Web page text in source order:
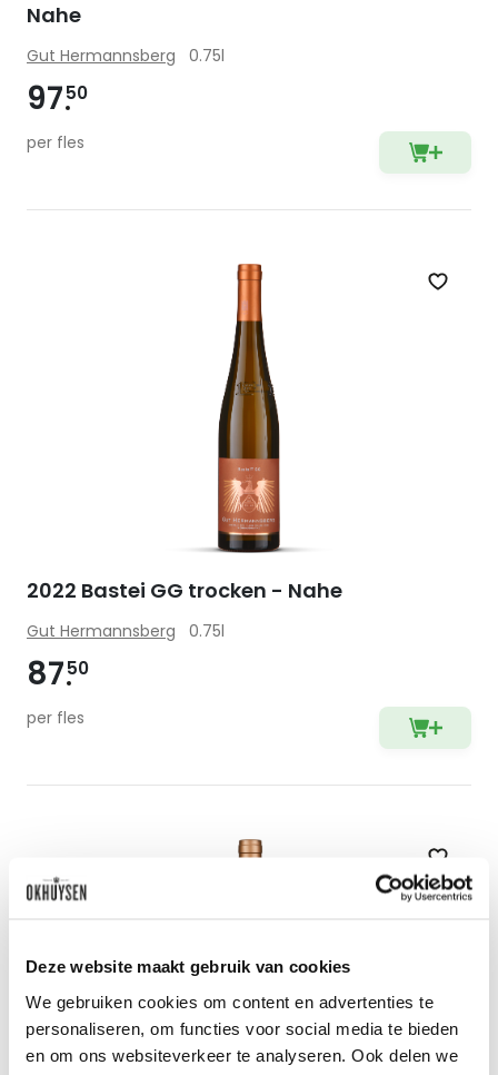
Deze website maakt gebruik van cookies
We gebruiken cookies om content en advertenties te
personaliseren, om functies voor social media te bieden
en om ons websiteverkeer te analyseren. Ook delen we
Nahe
Gut Hermannsberg 0.75l
9750
per fles
Zet
2022 Bastei GG trocken - Nahe
Gut Hermannsberg 0.75l
8750
per fles
Zet